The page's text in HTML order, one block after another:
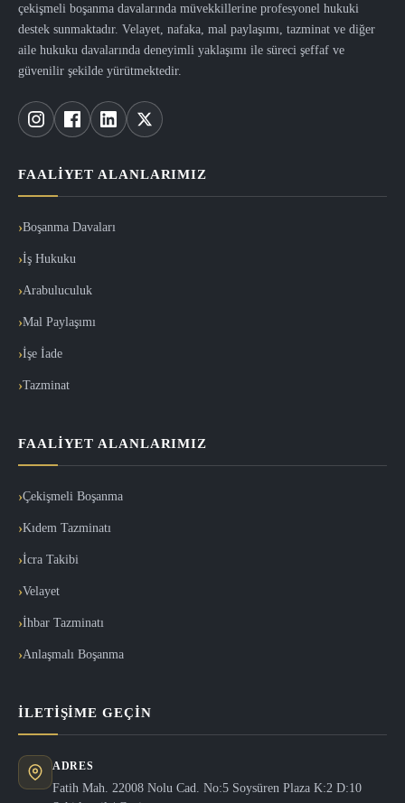
çekişmeli boşanma davalarında müvekkillerine profesyonel hukuki
destek sunmaktadır. Velayet, nafaka, mal paylaşımı, tazminat ve diğer
aile hukuku davalarında deneyimli yaklaşımı ile süreci şeffaf ve
güvenilir şekilde yürütmektedir.
FAALIYET ALANLARIMIZ
Boşanma Davaları
İş Hukuku
Arabuluculuk
Mal Paylaşımı
İşe İade
Tazminat
FAALIYET ALANLARIMIZ
Çekişmeli Boşanma
Kıdem Tazminatı
İcra Takibi
Velayet
İhbar Tazminatı
Anlaşmalı Boşanma
İLETIŞIME GEÇIN
ADRES
Fatih Mah. 22008 Nolu Cad. No:5 Soysüren Plaza K:2 D:10